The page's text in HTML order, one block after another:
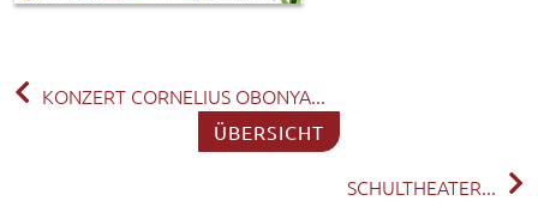
KONZERT CORNELIUS OBONYA...
ÜBERSICHT
SCHULTHEATER...